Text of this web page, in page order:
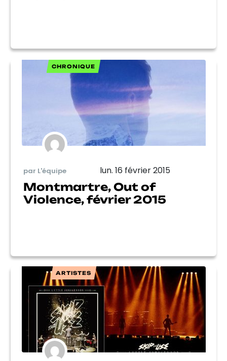
CHRONIQUE
par L'équipe lun. 16 février 2015
Montmartre, Out of
Violence, février 2015
ARTISTES